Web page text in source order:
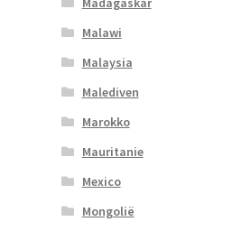
Malawi
Malaysia
Malediven
Marokko
Mauritanie
Mexico
Mongolië